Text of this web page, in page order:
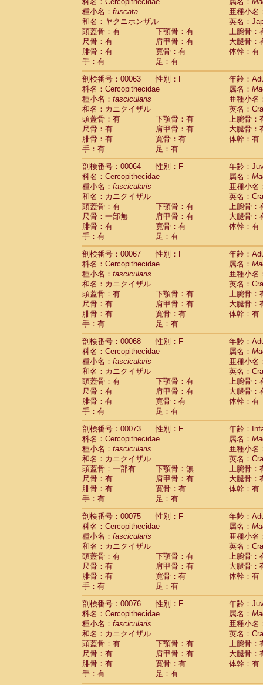
種小名： fuscata
亜種小名
和名：ヤクニホンザル
英名：
頭蓋骨：有
下顎骨：有
上腕骨：
尺骨：有
肩甲骨：有
大腿骨：
腓骨：有
寛骨：有
体幹：有
手：有
足：有
剖検番号：00063
性別：F
年齢：
科名：Cercopithecidae
属名：
種小名： fascicularis
亜種小名
和名：カニクイザル
英名：
頭蓋骨：有
下顎骨：有
上腕骨：
尺骨：有
肩甲骨：有
大腿骨：
腓骨：有
寛骨：有
体幹：有
手：有
足：有
剖検番号：00064
性別：F
年齢：
科名：Cercopithecidae
属名：
種小名： fascicularis
亜種小名
和名：カニクイザル
英名：
頭蓋骨：有
下顎骨：有
上腕骨：
尺骨：一部無
肩甲骨：有
大腿骨：
腓骨：有
寛骨：有
体幹：有
手：有
足：有
剖検番号：00067
性別：F
年齢：
科名：Cercopithecidae
属名：
種小名： fascicularis
亜種小名
和名：カニクイザル
英名：
頭蓋骨：有
下顎骨：有
上腕骨：
尺骨：有
肩甲骨：有
大腿骨：
腓骨：有
寛骨：有
体幹：有
手：有
足：有
剖検番号：00068
性別：F
年齢：
科名：Cercopithecidae
属名：
種小名： fascicularis
亜種小名
和名：カニクイザル
英名：
頭蓋骨：有
下顎骨：有
上腕骨：
尺骨：有
肩甲骨：有
大腿骨：
腓骨：有
寛骨：有
体幹：有
手：有
足：有
剖検番号：00073
性別：F
年齢：
科名：Cercopithecidae
属名：
種小名： fascicularis
亜種小名
和名：カニクイザル
英名：
頭蓋骨：一部有
下顎骨：無
上腕骨：
尺骨：有
肩甲骨：有
大腿骨：
腓骨：有
寛骨：有
体幹：有
手：有
足：有
剖検番号：00075
性別：F
年齢：
科名：Cercopithecidae
属名：
種小名： fascicularis
亜種小名
和名：カニクイザル
英名：
頭蓋骨：有
下顎骨：有
上腕骨：
尺骨：有
肩甲骨：有
大腿骨：
腓骨：有
寛骨：有
体幹：有
手：有
足：有
剖検番号：00076
性別：F
年齢：
科名：Cercopithecidae
属名：
種小名： fascicularis
亜種小名
和名：カニクイザル
英名：
頭蓋骨：有
下顎骨：有
上腕骨：
尺骨：有
肩甲骨：有
大腿骨：
腓骨：有
寛骨：有
体幹：有
手：有
足：有